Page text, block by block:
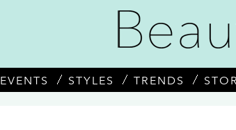
EVENTS STYLES TRENDS